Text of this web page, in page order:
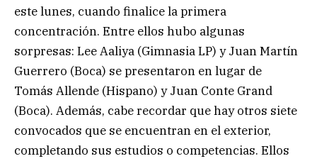
este lunes, cuando finalice la primera
concentración. Entre ellos hubo algunas
sorpresas: Lee Aaliya (Gimnasia LP) y Juan Martín
Guerrero (Boca) se presentaron en lugar de
Tomás Allende (Hispano) y Juan Conte Grand
(Boca). Además, cabe recordar que hay otros siete
convocados que se encuentran en el exterior,
completando sus estudios o competencias. Ellos